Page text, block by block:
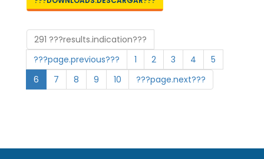
291 ???results.indication???
???page.previous???
1 2 3 4
5
6
7 8 9 10 ???page.next???